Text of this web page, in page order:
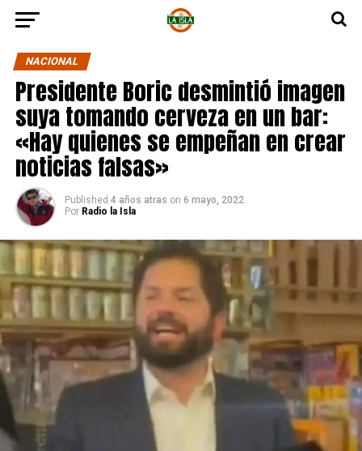
NACIONAL
Presidente Boric desmintió imagen
suya tomando cerveza en un bar:
«Hay quienes se empeñan en crear
noticias falsas»
Published 4 años atras on 6 mayo, 2022
Por Radio la Isla